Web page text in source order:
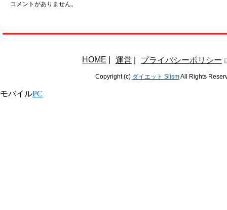
コメントがありません。
HOME 運営 プライバシーポリシー
Copyright (c) ダイエット SlismAll Rights
モバイルPC